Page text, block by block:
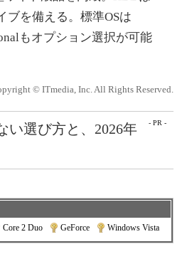
ブを備える。標準OSは
もオプション選択が可能
© ITmedia, Inc. All Rights Reserved.
- PR -
い選び方と、2026年
Core 2 Duo GeForce Windows Vista